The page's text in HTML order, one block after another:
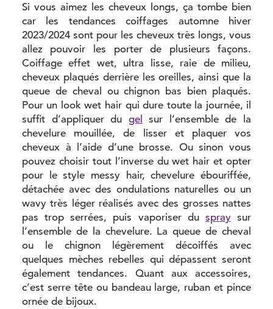
Si vous aimez les cheveux longs, ça tombe bien
car les tendances coiffages automne hiver
2023/2024 sont pour les cheveux très longs, vous
allez pouvoir les porter de plusieurs façons.
Coiffage effet wet, ultra lisse, raie de milieu,
cheveux plaqués derrière les oreilles, ainsi que la
queue de cheval ou chignon bas bien plaqués.
Pour un look wet hair qui dure toute la journée, il
suffit d’appliquer du gel sur l’ensemble de la
chevelure mouillée, de lisser et plaquer vos
cheveux à l’aide d’une brosse. Ou sinon vous
pouvez choisir tout l’inverse du wet hair et opter
pour le style messy hair, chevelure ébouriffée,
détachée avec des ondulations naturelles ou un
wavy très léger réalisés avec des grosses nattes
pas trop serrées, puis vaporiser du spraysur
l’ensemble de la chevelure. La queue de cheval
ou le chignon légèrement décoiffés avec
quelques mèches rebelles qui dépassent seront
également tendances. Quant aux accessoires,
c’est serre tête ou bandeau large, ruban et pince
ornée de bijoux.